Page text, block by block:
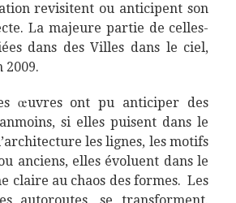
revisitent ou anticipent son
La majeure partie de celles-
dans des Villes dans le ciel,
2009.
œuvres ont pu anticiper des
si elles puisent dans le
les lignes, les motifs
anciens, elles évoluent dans le
claire au chaos des formes. Les